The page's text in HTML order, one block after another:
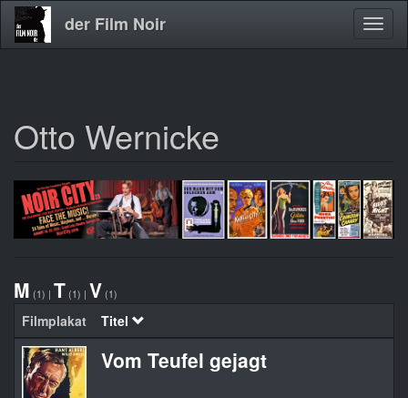
Direkt
zum
der Film Noir
Otto Wernicke
M (1) | T (1) | V (1)
Filmplakat Titel
Vom Teufel gejagt